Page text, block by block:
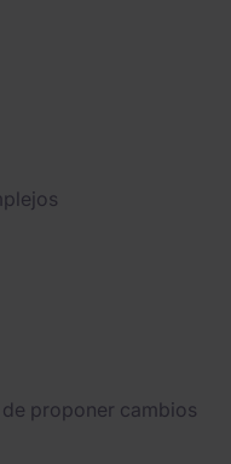
proponer cambios